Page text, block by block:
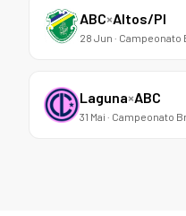
ABC×Altos/PI
28 Jun · Campeonato
Laguna×ABC
31 Mai · Campeonato